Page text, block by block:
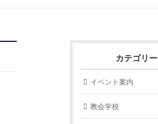
カテゴリー
イベント案内
教会学校